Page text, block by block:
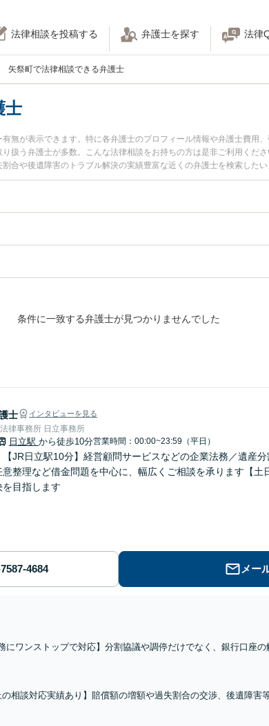
法律相談を投稿する 弁護士を探す 法律
矢祭町で法律相談できる弁護士
士
無が表示できます。特に各弁護士のプロフィール情報や弁護士費用
扱う弁護士が多数。こんな法律相談をお持ちの方は是非ご利用くだ
合や後遺障害のトラブル解決の実績豊富な近くの弁護士を検索した
の相談者さんにおすすめです。
条件に一致する弁護士が見つかりませんでした
士 インタビューを見る
律事務所 日立事務所
日立駅 から徒歩10分営業時間：00:00~23:59（平日）
【JR日立駅10分】経営顧問サービスなどの企業法務／遺産
意整理など借金問題を中心に、幅広くご相談を承ります【
目指します
メー
にワンストップで対応】分割協議や調停だけでなく、銀行口座
の相談対応実績あり】賠償額の増額や過失割合の交渉、後遺障害